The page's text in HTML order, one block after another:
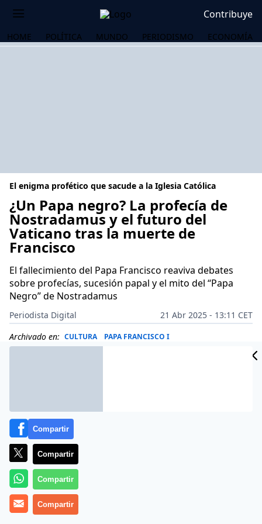
Contribuye
HOME POLÍTICA MUNDO PERIODISMO ECONOMÍA
El enigma profético que sacude a la Iglesia Católica
¿Un Papa negro? La profecía de
Nostradamus y el futuro del
Vaticano tras la muerte de
Francisco
El fallecimiento del Papa Francisco reaviva debates
sobre profecías, sucesión papal y el mito del “Papa
Negro” de Nostradamus
Periodista Digital
21 Abr 2025 - 13:11 CET
Archivado en: CULTURA PAPA FRANCISCO I
Compartir
Compartir
Compartir
Compartir